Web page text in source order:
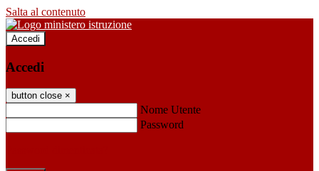
Salta al contenuto
Accedi
Accedi
button close ×
Nome Utente
Password